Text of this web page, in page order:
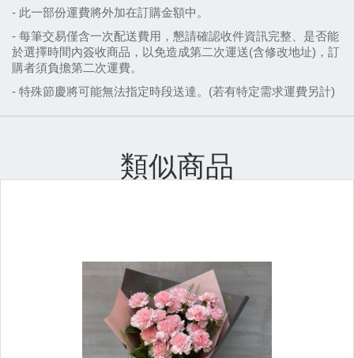
- 此一部份運費將外加在訂購金額中。
- 每筆交易僅含一次配送費用，懇請確認收件資訊完整、是否能
於選擇時間內簽收商品，以免造成第二次運送(含修改地址)，訂
購者須負擔第二次運費。
- 特殊節慶將可能無法指定時段送達。(若有特定需求運費另計)
類似商品